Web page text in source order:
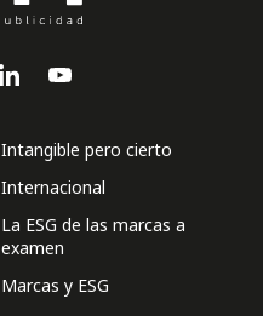
Intangible pero cierto
Internacional
La ESG de las marcas a
examen
Marcas y ESG